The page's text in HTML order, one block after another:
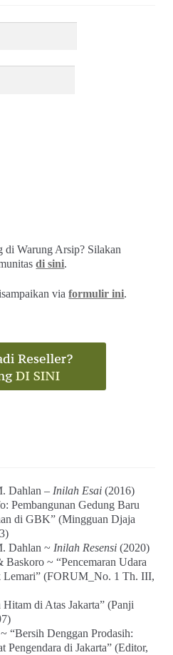
di Warung Arsip? Silakan
di sini.
viaformulir ini.
Dahlan – Inilah Esai(2016)
Pembangunan Gedung Baru
di GBK” (Mingguan Djaja
Dahlan ~ Inilah Resensi(2020)
~ “Pencemaran Udara
Lemari” (FORUM_No. 1 Th. III,
di Atas Jakarta” (Panji
“Bersih Denggan Prodasih:
Pengendara di Jakarta” (Editor,